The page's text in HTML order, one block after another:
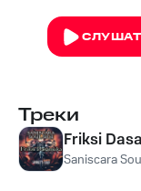
Треки
Friksi
Saniscara